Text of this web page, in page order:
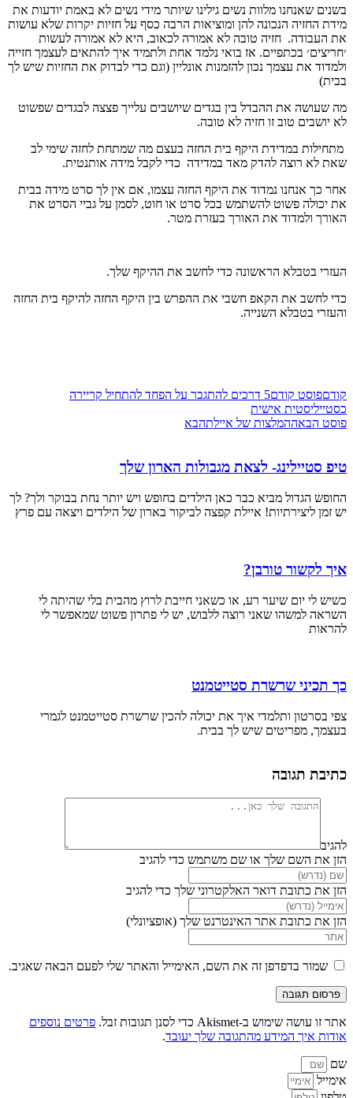
בשנים שאנחנו מלוות נשים גילינו שיותר מידי נשים לא באמת יודעות את
מידת החזיה הנכונה להן ומוציאות הרבה כסף על חזיות יקרות שלא עושות
את העבודה. חזיה טובה לא אמורה לכאוב, היא לא אמורה לעשות
׳חריצים׳ בכתפיים. אז בואי נלמד אחת ולתמיד איך להתאים לעצמך חזייה
ולמדוד את עצמך נכון להזמנות אונליין (וגם כדי לבדוק את החזיות שיש לך
בבית)
מה שעושה את ההבדל בין בגדים שיושבים עלייך פצצה לבגדים שפשוט
לא יושבים טוב זו חזיה לא טובה.
מתחילות במדידת היקף בית החזה בעצם מה שמתחת לחזה שימי לב
שאת לא רוצה להדק מאד במדידה כדי לקבל מידה אותנטית.
אחר כך אנחנו נמדוד את היקף החזה עצמו, אם אין לך סרט מידה בבית
את יכולה פשוט להשתמש בכל סרט או חוט, לסמן על גביי הסרט את
האורך ולמדוד את האורך בעזרת מטר.
העזרי בטבלא הראשונה כדי לחשב את ההיקף שלך.
כדי לחשב את הקאפ חשבי את ההפרש בין היקף החזה להיקף בית החזה
והעזרי בטבלא השנייה.
קודםפוסט קודם
5 דרכים להתגבר על הפחד להתחיל קריירה
כסטייליסטית אישית
פוסט הבאההמלצות של איילתהבא
טיפ סטיילינג- לצאת מגבולות הארון שלך
החופש הגדול מביא כבר כאן הילדים בחופש ויש יותר נחת בבוקר ולך? לך
יש זמן ליצירתיות! איילת קפצה לביקור בארון של הילדים ויצאה עם פרץ
איך לקשור טורבן?
כשיש לי יום שיער רע, או כשאני חייבת לרוץ מהבית בלי שהיתה לי
השראה למשהו שאני רוצה ללבוש, יש לי פתרון פשוט שמאפשר לי
להראות
כך תכיני שרשרת סטייטמנט
צפי בסרטון ותלמדי איך את יכולה להכין שרשרת סטייטמנט לגמרי
בעצמך, מפריטים שיש לך בבית.
כתיבת תגובה
להגיב
הזן את השם שלך או שם משתמש כדי להגיב
הזן את כתובת דואר האלקטרוני שלך כדי להגיב
הזן את כתובת אתר האינטרנט שלך (אופציונלי)
שמור בדפדפן זה את השם, האימייל והאתר שלי לפעם הבאה שאגיב.
אתר זו עושה שימוש ב-Akismet כדי לסנן תגובות זבל.
פרטים נוספים
אודות איך המידע מהתגובה שלך יעובד.
שם
אימייל